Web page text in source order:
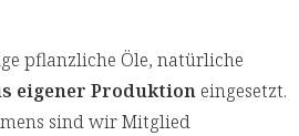
pflanzliche Öle, natürliche
eigener Produktioneingesetzt.
sind wir Mitglied